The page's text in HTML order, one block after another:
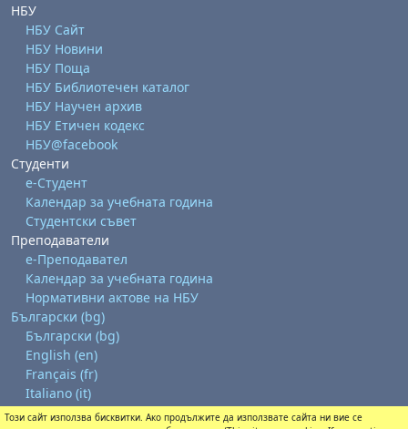
НБУ
НБУ Сайт
НБУ Новини
НБУ Поща
НБУ Библиотечен каталог
НБУ Научен архив
НБУ Етичен кодекс
НБУ@facebook
Студенти
е-Студент
Календар за учебната година
Студентски съвет
Преподаватели
е-Преподавател
Календар за учебната година
Нормативни актове на НБУ
Български ‎(bg)‎
Български ‎(bg)‎
English ‎(en)‎
Français ‎(fr)‎
Italiano ‎(it)‎
Този сайт използва бисквитки. Ако продължите да използвате сайта ни вие се